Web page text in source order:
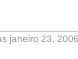
janeiro 23,